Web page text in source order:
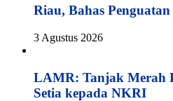
Riau, Bahas
3 Agustus 2026
LAMR: Tanjak Merah
Setia kepada NKRI